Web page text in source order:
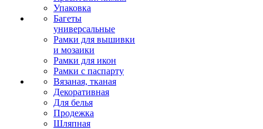
Упаковка
Багеты
универсальные
Рамки для вышивки
и мозаики
Рамки для икон
Рамки с паспарту
Вязаная, тканая
Декоративная
Для белья
Продежка
Шляпная